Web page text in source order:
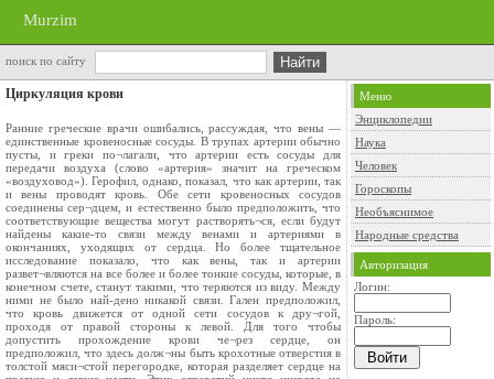
Murzim
поиск по сайту
Циркуляция крови
Ранние греческие врачи ошибались, рассуждая, что вены —
единственные кровеносные сосуды. В трупах артерии обычно
пусты, и греки по¬лагали, что артерии есть сосуды для
передачи воздуха (слово «артерия» значит на греческом
«воздуховод»). Герофил, однако, показал, что как артерии, так
и вены проводят кровь. Обе сети кровеносных сосудов
соединены сер¬дцем, и естественно было предположить, что
соответствующие вещества могут растворять¬ся, если будут
найдены какие-то связи между венами и артериями в
окончаниях, уходящих от сердца. Но более тщательное
исследование показало, что как вены, так и артерии
развет¬вляются на все более и более тонкие сосуды, которые, в
конечном счете, станут такими, что теряются из виду. Между
ними не было най-дено никакой связи. Гален предположил,
что кровь движется от одной сети сосудов к дру¬гой,
проходя от правой стороны к левой. Для того чтобы
допустить прохождение крови че¬рез сердце, он
предположил, что здесь долж¬ны быть крохотные отверстия в
толстой мяси¬стой перегородке, которая разделяет сердце на
Меню
Энциклопедии
Наука
Человек
Гороскопы
Необъяснимое
Народные средства
Авторизация
Логин:
Пароль: